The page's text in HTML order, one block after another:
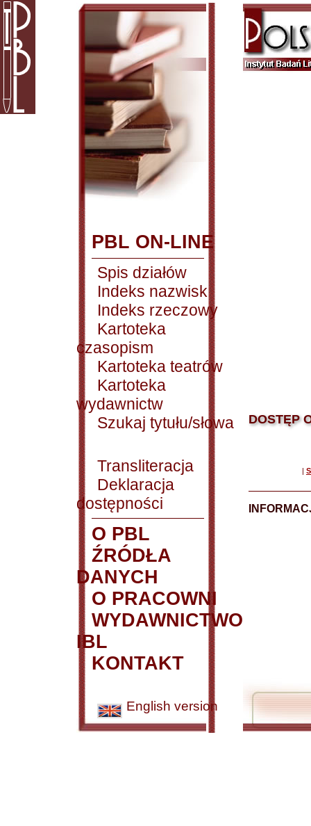
PBL ON-LINE
Spis działów
Indeks nazwisk
Indeks rzeczowy
Kartoteka
czasopism
Kartoteka teatrów
Kartoteka
wydawnictw
Szukaj tytułu/słowa
Transliteracja
Deklaracja
dostępności
O PBL
ŹRÓDŁA
DANYCH
O PRACOWNI
WYDAWNICTWO
IBL
KONTAKT
English version
DOSTĘP
|